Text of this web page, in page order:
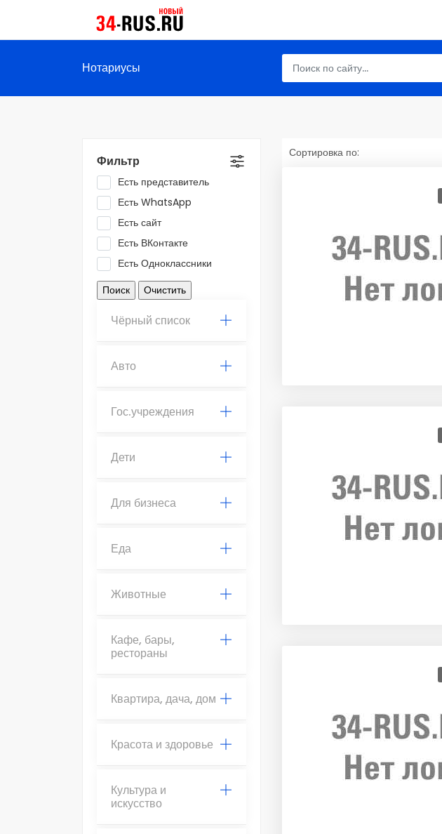
Нотариусы
Фильтр
Есть представитель
Есть WhatsApp
Есть сайт
Есть ВКонтакте
Есть Одноклассники
Чёрный список
Авто
Гос.учреждения
Дети
Для бизнеса
Еда
Животные
Кафе, бары,
рестораны
Квартира, дача, дом
Красота и здоровье
Культура и
искусство
Сортировка по: